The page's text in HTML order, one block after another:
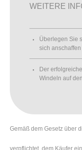
WEITERE
Überlegen Sie
sich anschaffen
Der
Windeln auf
Gemäß dem Gesetz über